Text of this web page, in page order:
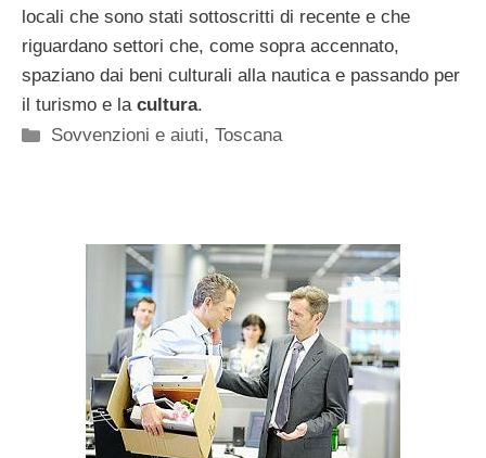
locali che sono stati sottoscritti di recente e che
riguardano settori che, come sopra accennato,
spaziano dai beni culturali alla nautica e passando per
il turismo e la cultura.
Categorie
Sovvenzioni e aiuti,Toscana